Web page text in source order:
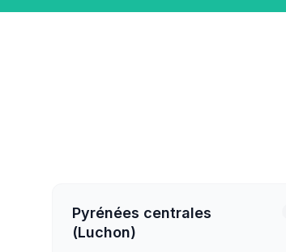
Pyrénées centrales
(Luchon)